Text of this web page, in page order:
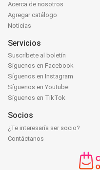
Acerca de nosotros
Agregar catálogo
Noticias
Servicios
Suscríbete al boletín
Síguenos en Facebook
Síguenos en Instagram
Síguenos en Youtube
Síguenos en TikTok
Socios
¿Te interesaría ser socio?
Contáctanos